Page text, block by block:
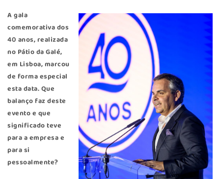
A gala
comemorativa dos
40 anos, realizada
no Pátio da Galé,
em Lisboa, marcou
de forma especial
esta data. Que
balanço faz deste
evento e que
significado teve
para a empresa e
para si
pessoalmente?